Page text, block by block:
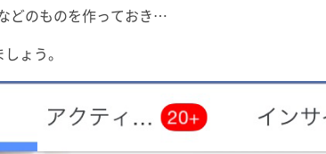
どのものを作っておき…
ょう。